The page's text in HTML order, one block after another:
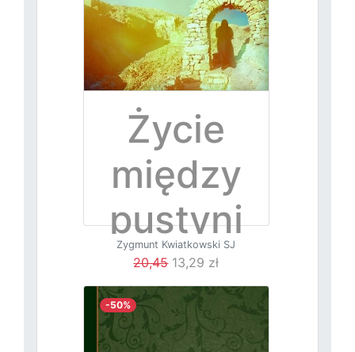
Życie
między
pustyni
ami
Zygmunt Kwiatkowski SJ
20,4513,29 zł
-50%